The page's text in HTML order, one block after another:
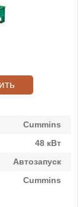
Cummins
48 кВт
Автозапуск
Cummins